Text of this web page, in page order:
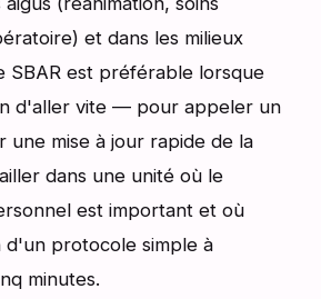
et dans les milieux
SBAR est préférable lorsque
d'aller vite — pour appeler un
une mise à jour rapide de la
dans une unité où le
est important et où
d'un protocole simple à
minutes.